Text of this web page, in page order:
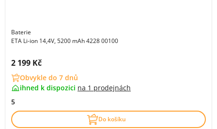
Baterie
ETA Li-ion 14,4V, 5200 mAh 4228 00100
Cena s DPH:
2 199 Kč
Obvykle do 7 dnů
ihned k dispozici na 1 prodejnách
5
Do košíku